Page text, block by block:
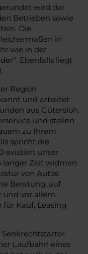
wird der
Betrieben sowie
Die
in
wie in der
Ebenfalls liegt
Region
und arbeitet
aus Gütersloh.
und stellen
zu Ihrem
spricht die
existiert unser
langer Zeit widmen
von Autos.
Beratung, auf
und vor allem
Kauf, Leasing
Laufbahn eines